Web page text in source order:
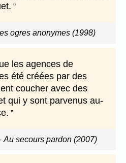
ogres anonymes (1998)
les agences de
été créées par des
coucher avec des
qui y sont parvenus au-
Au secours pardon (2007)